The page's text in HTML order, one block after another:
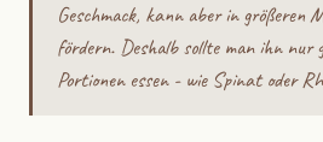
Geschmack, kann aber in größeren
fördern. Deshalb sollte man ihn nur
Portionen essen - wie Spinat oder